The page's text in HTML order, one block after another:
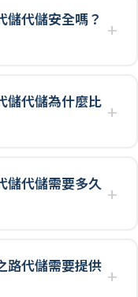
代儲安全嗎？
儲代儲為什麼比
儲代儲需要多久
路代儲需要提供